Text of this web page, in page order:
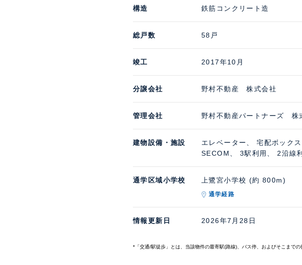
構造 鉄筋コンクリート造
総戸数 58戸
竣工 2017年10月
分譲会社 野村不動産 株式会社
管理会社 野村不動産パートナーズ 株
建物設備・施設
エレベーター、 宅配ボック
SECOM、 3駅利用、 2沿線
通学区域小学校 上鷺宮小学校 (約 800m)
通学経路
情報更新日 2026年7月28日
*「交通/駅徒歩」とは、当該物件の最寄駅(路線)、バス停、およびそこまでの